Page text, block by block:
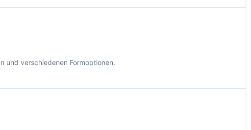
und verschiedenen Formoptionen.